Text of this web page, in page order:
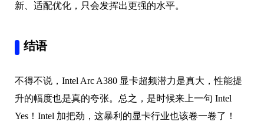
新、适配优化，只会发挥出更强的水平。
结语
不得不说，Intel Arc A380 显卡超频潜力是真大，性能提
升的幅度也是真的夸张。总之，是时候来上一句 Intel
Yes！Intel 加把劲，这暴利的显卡行业也该卷一卷了！